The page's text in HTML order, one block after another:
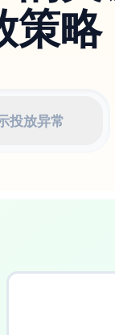
策略
投放异常